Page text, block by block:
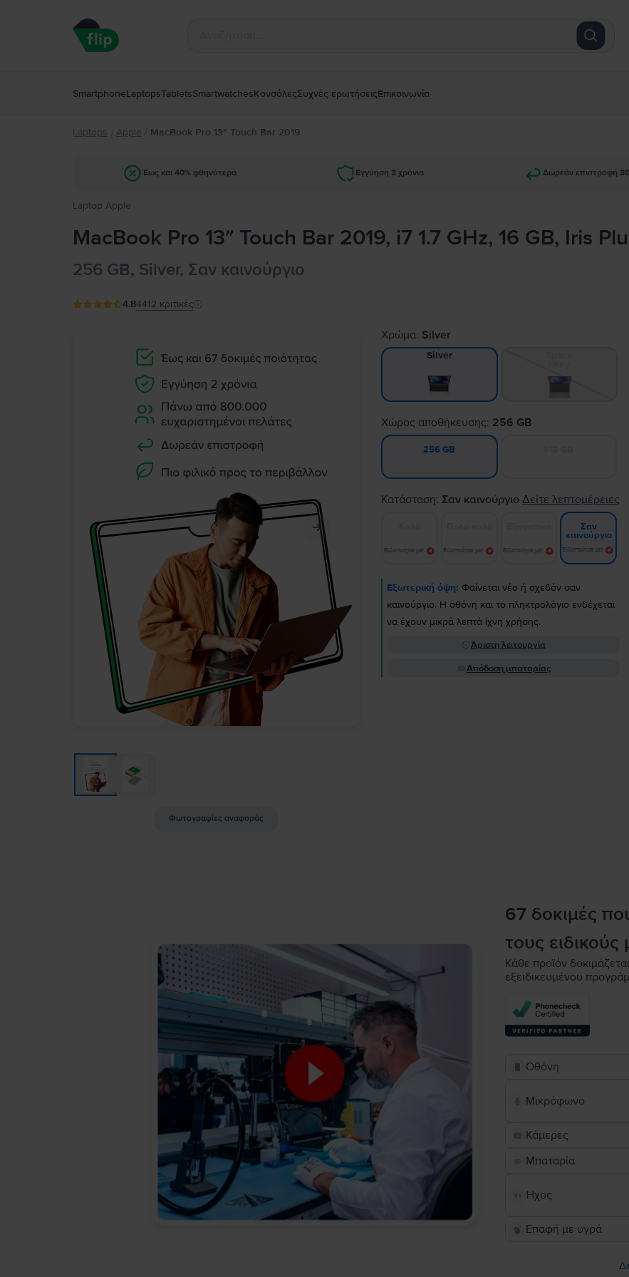
SmartphoneLaptopsTabletsSmartwatchesΚονσόλεςΣυχνές ερωτήσειςΕπικοινωνία
Laptops / Apple / MacBook Pro 13″ Touch Bar 2019
Έως και 40% φθηνότερα Εγγύηση 2 χρόνια Δωρεάν επιστροφή
Laptop Apple
MacBook Pro 13″ Touch Bar 2019, i7 1.7 GHz, 16 GB, Iris
256 GB, Silver, Σαν καινούργιο
4.84412 κριτικές
Φωτογραφίες αναφοράς
Χρώμα: Silver
Silver
Χώρος αποθήκευσης: 256 GB
256 GB
Κατάσταση: Σαν καινούργιο Δείτε λεπτομέρειες
Ειδοποίησε με! Ειδοποίησε με! Ειδοποίησε με!
Σαν
καινούργιο
Ειδοποίησε με!
Εξωτερική όψη: Φαίνεται νέο ή σχεδόν σαν
καινούργιο. Η οθόνη και το πληκτρολόγιο ενδέχεται
να έχουν μικρά λεπτά ίχνη χρήσης.
Άριστη λειτουργία
Απόδοση μπαταρίας
67 δοκιμές
τους ειδικούς
Κάθε προϊόν
εξειδικευμένου
Οθόνη
Μικρόφωνο
Κάμερες
Μπαταρία
Ήχος
Επαφή με υγρά